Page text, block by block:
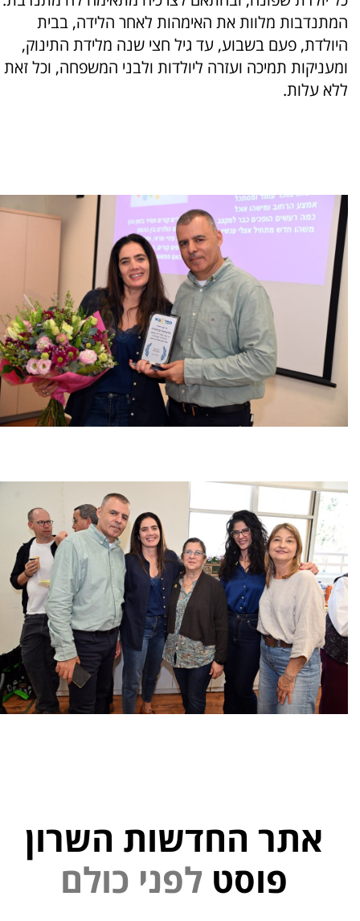
המתנדבות מלוות את האימהות לאחר הלידה, בבית
היולדת, פעם בשבוע, עד גיל חצי שנה מלידת התינוק,
ומעניקות תמיכה ועזרה ליולדות ולבני המשפחה, וכל זאת
ללא עלות.
אתר החדשות השרון
פוסט